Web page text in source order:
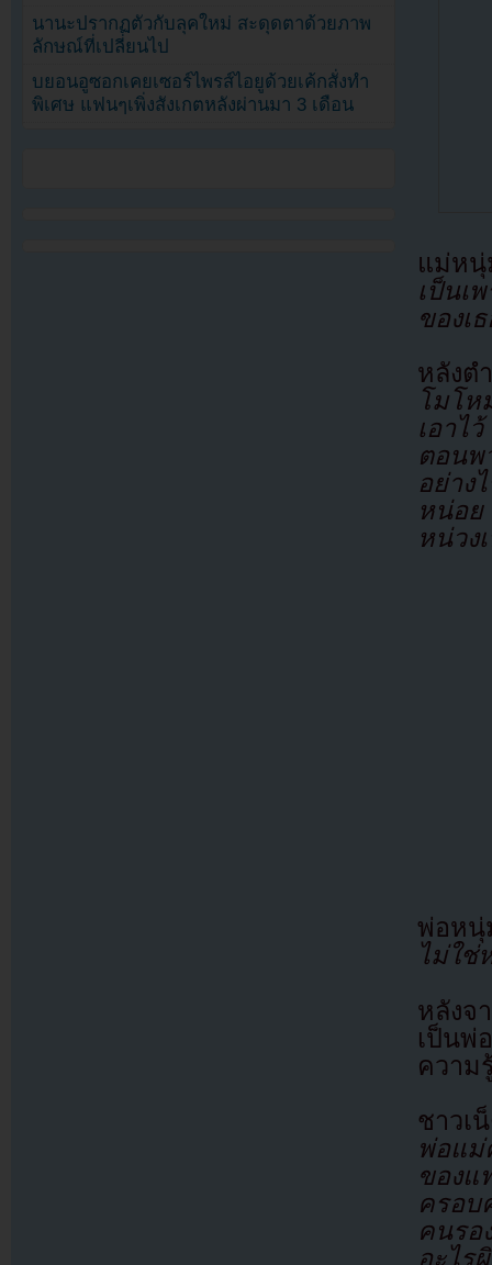
แม่หนุ่
เป็นเ
ของเ
หลังต
โมโห
เอาไ
ตอนพ
อย่าง
หน่อย
หน่วง
พ่อหนุ่
ไม่ใช่
หลังจ
เป็นพ่
ความ
ชาวเ
พ่อแม่
ของแ
ครอบ
คนรอ
อะไร
นานะปรากฏตัวกับลุคใหม่ สะดุดตาด้วยภาพ
ลักษณ์ที่เปลี่ยนไป
บยอนอูซอกเคยเซอร์ไพรส์ไอยูด้วยเค้กสั่งทำ
พิเศษ แฟนๆเพิ่งสังเกตหลังผ่านมา 3 เดือน